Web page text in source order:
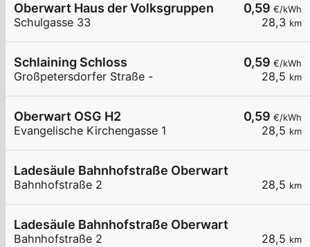
0,59 €/kWh
28,3 km
Oberwart Haus der Volksgruppen
Schulgasse 33
0,59 €/kWh
28,5 km
Schlaining Schloss
Großpetersdorfer Straße -
0,59 €/kWh
28,5 km
Oberwart OSG H2
Evangelische Kirchengasse 1
28,5 km
Ladesäule Bahnhofstraße Oberwart
Bahnhofstraße 2
28,5 km
Ladesäule Bahnhofstraße Oberwart
Bahnhofstraße 2